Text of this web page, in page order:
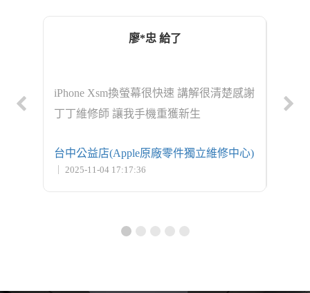
更
廖*忠 給了
iPhone Xsm換螢幕很快速 講解很清楚感謝
丁丁維修師 讓我手機重獲新生
台中公益店(Apple原廠零件獨立維修中心)
｜ 2025-11-04 17:17:36